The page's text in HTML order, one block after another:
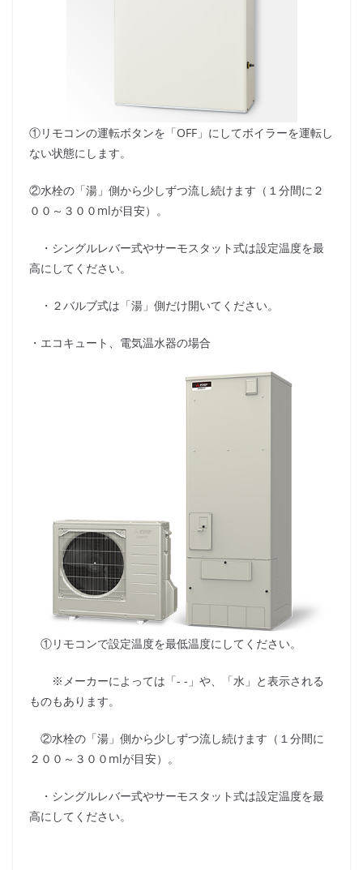
①リモコンの運転ボタンを「OFF」にしてボイラーを運転し
ない状態にします。
②水栓の「湯」側から少しずつ流し続けます（１分間に２
００～３００mlが目安）。
・シングルレバー式やサーモスタット式は設定温度を最
高にしてください。
・２バルブ式は「湯」側だけ開いてください。
・エコキュート、電気温水器の場合
①リモコンで設定温度を最低温度にしてください。
※メーカーによっては「- -」や、「水」と表示される
ものもあります。
②水栓の「湯」側から少しずつ流し続けます（１分間に
２００～３００mlが目安）。
・シングルレバー式やサーモスタット式は設定温度を最
高にしてください。